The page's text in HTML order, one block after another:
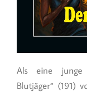
Als eine junge
Blutjäger“ (191)